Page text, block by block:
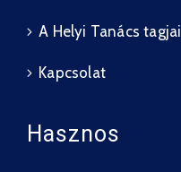
A Helyi Tanács tagjai
Kapcsolat
Hasznos